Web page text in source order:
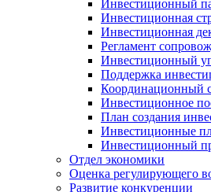
Инвестиционный
Инвестиционная
Инвестиционная
Регламент
Инвестиционный
Поддержка
Координационный
Инвестиционное
План создания
Инвестиционные
Инвестиционный
Отдел экономики
Оценка регулирующего
Развитие конкуренции